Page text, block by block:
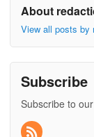
About
View all posts by
Subscribe
Subscribe to